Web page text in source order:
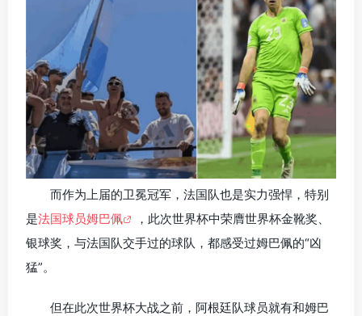
而作为上届的卫冕冠军，法国队也是实力强悍，特别
是法国球员姆巴佩
，此次世界杯中荣膺世界杯金靴奖、
银球奖，与法国队交手过的球队，都感受过姆巴佩的“凶
猛”。
但在此次世界杯大战之前，阿根廷队球员就有和姆巴